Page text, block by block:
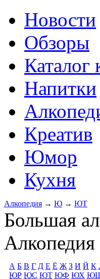
Новости
Обзоры
Каталог
Напитки
Креатив
Юмор
Кухня
Алкопедия → Ю → ЮТ
Большая
Алкопедия
А Б В Г Д Е Ё Ж З И Й К
ЮР ЮС ЮТ ЮФ ЮХ